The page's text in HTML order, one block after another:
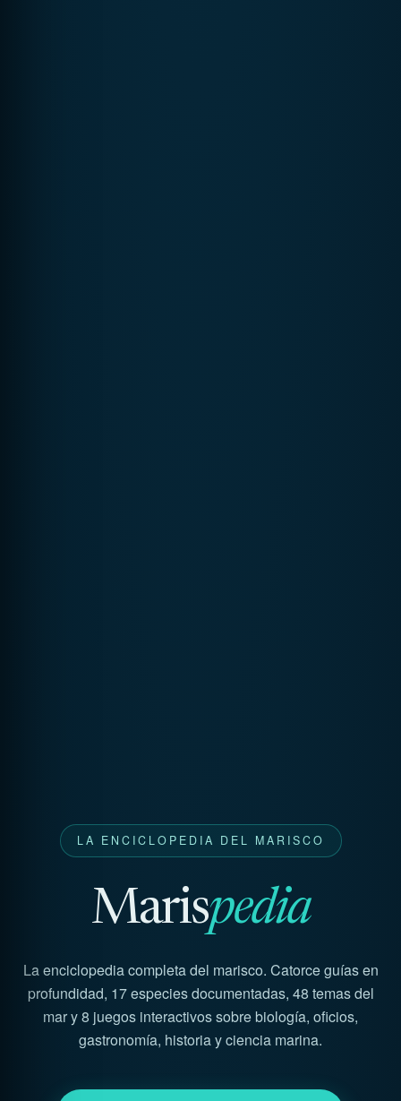
LA ENCICLOPEDIA DEL MARISCO
Marispedia
La enciclopedia completa del marisco. Catorce guías en
profundidad, 17 especies documentadas, 48 temas del
mar y 8 juegos interactivos sobre biología, oficios,
gastronomía, historia y ciencia marina.